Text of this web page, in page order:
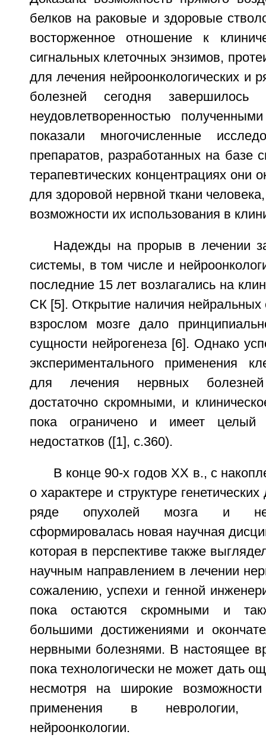
белков на раковые и здоровые
восторженное отношение к
сигнальных клеточных энзимов,
для лечения нейроонкологических и
болезней сегодня завершилось
неудовлетворенностью
показали многочисленные
препаратов, разработанных на базе
терапевтических концентрациях они
для здоровой нервной ткани
возможности их использования в
Надежды на прорыв в лечении
системы, в том числе и
последние 15 лет возлагались на
СК [5]. Открытие наличия нейральных
взрослом мозге дало
сущности нейрогенеза [6]. Однако
экспериментального применения
для лечения нервных
достаточно скромными, и
пока ограничено и имеет целый
недостатков ([1], с.360).
В конце 90-х годов XX в., с
о характере и структуре
ряде опухолей мозга и
сформировалась новая научная
которая в перспективе также
научным направлением в лечении
сожалению, успехи и генной
пока остаются скромными и
большими достижениями и
нервными болезнями. В настоящее
пока технологически не может дать
несмотря на широкие
применения в неврологии,
нейроонкологии.